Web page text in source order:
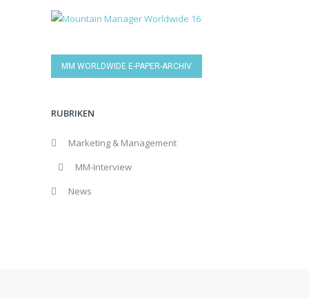
MM WORLDWIDE E-PAPER-ARCHIV
RUBRIKEN
Marketing & Management
MM-Interview
News